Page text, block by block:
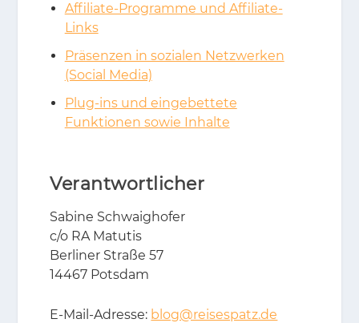
Affiliate-Programme und Affiliate-
Links
Präsenzen in sozialen Netzwerken
(Social Media)
Plug-ins und eingebettete
Funktionen sowie Inhalte
Verantwortlicher
Sa­bi­ne Schwai­gho­fer
c/​​o RA Ma­tu­tis
Ber­li­ner Stra­ße 57
14467 Pots­dam
E-Mail-Adres­se: blog@reisespatz.de